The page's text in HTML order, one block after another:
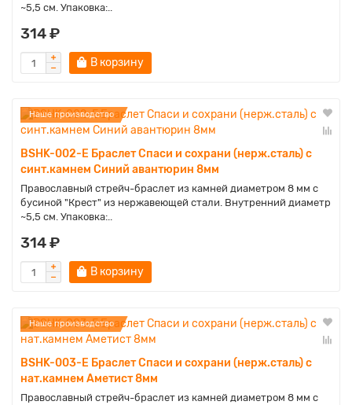
~5,5 см. Упаковка:..
314 ₽
В корзину
Наше производство
BSHK-002-E Браслет Спаси и сохрани (нерж.сталь) с
синт.камнем Синий авантюрин 8мм
Православный стрейч-браслет из камней диаметром 8 мм с
бусиной "Крест" из нержавеющей стали. Внутренний диаметр
~5,5 см. Упаковка:..
314 ₽
В корзину
Наше производство
BSHK-003-E Браслет Спаси и сохрани (нерж.сталь) с
нат.камнем Аметист 8мм
Православный стрейч-браслет из камней диаметром 8 мм с